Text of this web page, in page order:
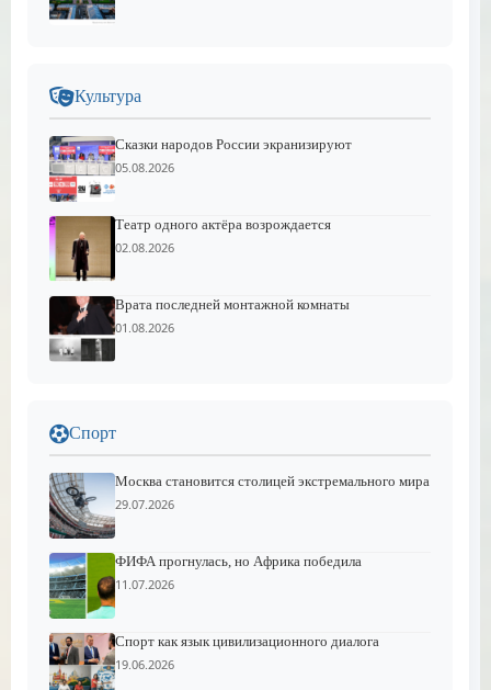
Культура
Сказки народов России экранизируют
05.08.2026
Театр одного актёра возрождается
02.08.2026
Врата последней монтажной комнаты
01.08.2026
Спорт
Москва становится столицей экстремального мира
29.07.2026
ФИФА прогнулась, но Африка победила
11.07.2026
Спорт как язык цивилизационного диалога
19.06.2026